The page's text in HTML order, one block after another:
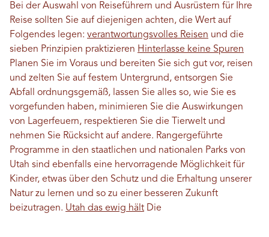
Bei der Auswahl von Reiseführern und Ausrüstern für Ihre
Reise sollten Sie auf diejenigen achten, die Wert auf
Folgendes legen: verantwortungsvolles Reisen und die
sieben Prinzipien praktizieren Hinterlasse keine Spuren
Planen Sie im Voraus und bereiten Sie sich gut vor, reisen
und zelten Sie auf festem Untergrund, entsorgen Sie
Abfall ordnungsgemäß, lassen Sie alles so, wie Sie es
vorgefunden haben, minimieren Sie die Auswirkungen
von Lagerfeuern, respektieren Sie die Tierwelt und
nehmen Sie Rücksicht auf andere. Rangergeführte
Programme in den staatlichen und nationalen Parks von
Utah sind ebenfalls eine hervorragende Möglichkeit für
Kinder, etwas über den Schutz und die Erhaltung unserer
Natur zu lernen und so zu einer besseren Zukunft
beizutragen. Utah das ewig hält Die